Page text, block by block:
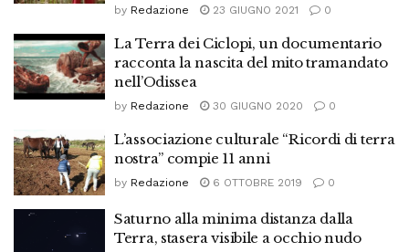
by Redazione 23 GIUGNO 2021 0
La Terra dei Ciclopi, un documentario
racconta la nascita del mito tramandato
nell’Odissea
by Redazione 30 GIUGNO 2020 0
L’associazione culturale “Ricordi di terra
nostra” compie 11 anni
by Redazione 6 OTTOBRE 2019 0
Saturno alla minima distanza dalla
Terra, stasera visibile a occhio nudo